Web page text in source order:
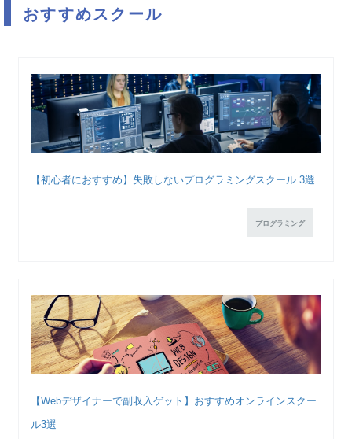
おすすめスクール
【初心者におすすめ】失敗しないプログラミングスクール 3選
プログラミング
【Webデザイナーで副収入ゲット】おすすめオンラインスクー
ル3選